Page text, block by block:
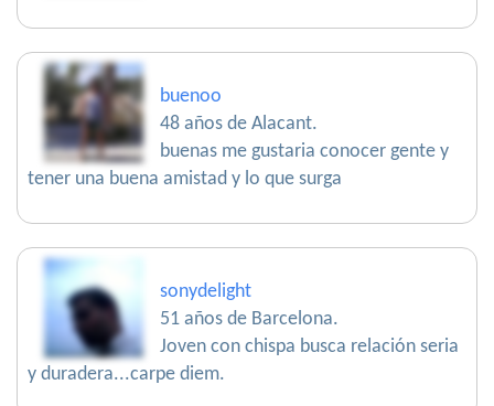
buenoo
48 años de Alacant.
buenas me gustaria conocer gente y
tener una buena amistad y lo que surga
sonydelight
51 años de Barcelona.
Joven con chispa busca relación seria
y duradera...carpe diem.